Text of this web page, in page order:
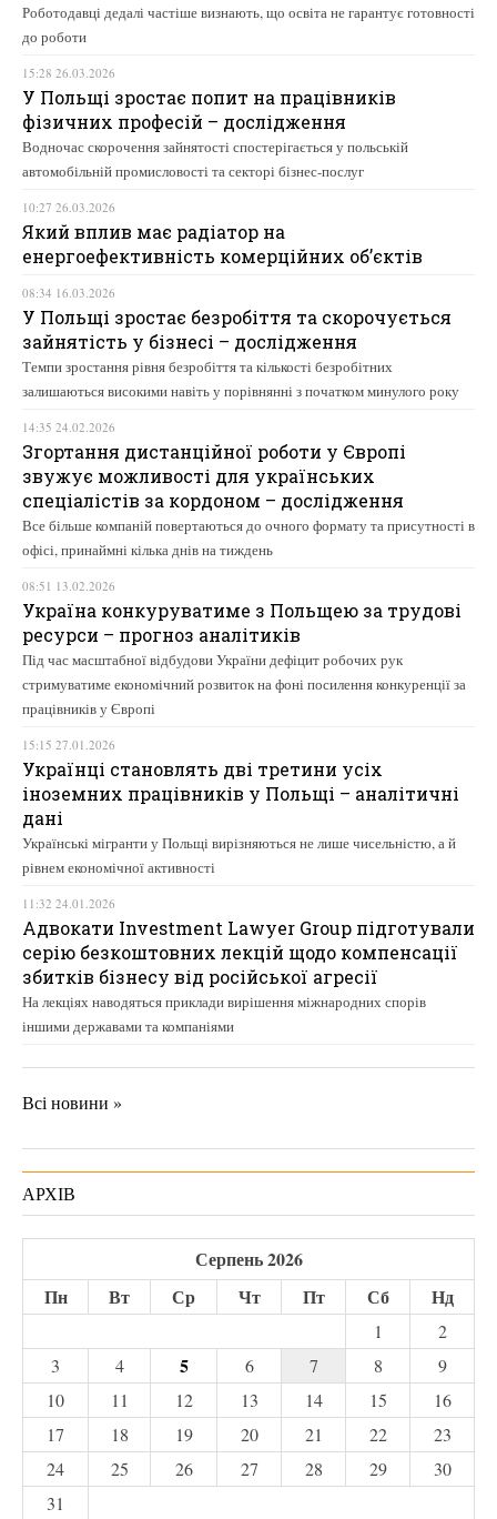
Роботодавці дедалі частіше визнають, що освіта не гарантує готовності
до роботи
15:28 26.03.2026
У Польщі зростає попит на працівників
фізичних професій – дослідження
Водночас скорочення зайнятості спостерігається у польській
автомобільній промисловості та секторі бізнес-послуг
10:27 26.03.2026
Який вплив має радіатор на
енергоефективність комерційних об’єктів
08:34 16.03.2026
У Польщі зростає безробіття та скорочується
зайнятість у бізнесі – дослідження
Темпи зростання рівня безробіття та кількості безробітних
залишаються високими навіть у порівнянні з початком минулого року
14:35 24.02.2026
Згортання дистанційної роботи у Європі
звужує можливості для українських
спеціалістів за кордоном – дослідження
Все більше компаній повертаються до очного формату та присутності в
офісі, принаймні кілька днів на тиждень
08:51 13.02.2026
Україна конкуруватиме з Польщею за трудові
ресурси – прогноз аналітиків
Під час масштабної відбудови України дефіцит робочих рук
стримуватиме економічний розвиток на фоні посилення конкуренції за
працівників у Європі
15:15 27.01.2026
Українці становлять дві третини усіх
іноземних працівників у Польщі – аналітичні
дані
Українські мігранти у Польщі вирізняються не лише чисельністю, а й
рівнем економічної активності
11:32 24.01.2026
Адвокати Investment Lawyer Group підготували
серію безкоштовних лекцій щодо компенсації
збитків бізнесу від російської агресії
На лекціях наводяться приклади вирішення міжнародних спорів
іншими державами та компаніями
Всі новини »
АРХІВ
Серпень 2026
Пн
Вт Ср Чт Пт Сб Нд
1
2
3
4 5 6 7 8
9
10
11 12 13 14 15
16
17
18 19 20 21 22
23
24
25 26 27 28 29
30
31